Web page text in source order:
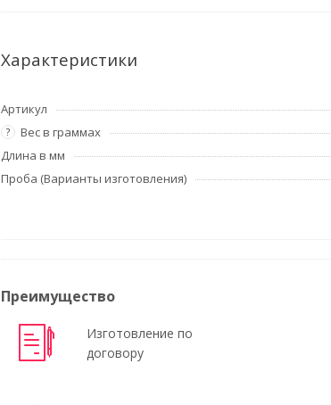
Характеристики
Артикул
? Вес в граммах
Длина в мм
Проба (Варианты изготовления)
Преимущество
Изготовление по
договору